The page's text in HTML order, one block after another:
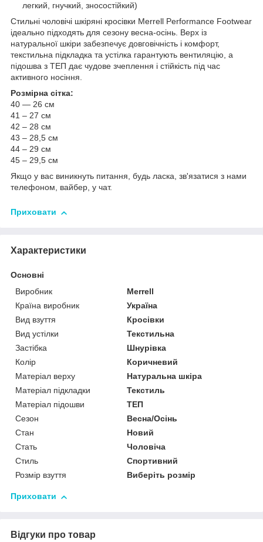
легкий, гнучкий, зносостійкий)
Стильні чоловічі шкіряні кросівки Merrell Performance Footwear
ідеально підходять для сезону весна-осінь. Верх із
натуральної шкіри забезпечує довговічність і комфорт,
текстильна підкладка та устілка гарантують вентиляцію, а
підошва з ТЕП дає чудове зчеплення і стійкість під час
активного носіння.
Розмірна сітка:
40 — 26 см
41 – 27 см
42 – 28 см
43 – 28,5 см
44 – 29 см
45 – 29,5 см
Якщо у вас виникнуть питання, будь ласка, зв'язатися з нами
телефоном, вайбер, у чат.
Приховати
Характеристики
Основні
Виробник
Merrell
Країна виробник
Україна
Вид взуття
Кросівки
Вид устілки
Текстильна
Застібка
Шнурівка
Колір
Коричневий
Матеріал верху
Натуральна шкіра
Матеріал підкладки
Текстиль
Матеріал підошви
ТЕП
Сезон
Весна/Осінь
Стан
Новий
Стать
Чоловіча
Стиль
Спортивний
Розмір взуття
Виберіть розмір
Приховати
Відгуки про товар